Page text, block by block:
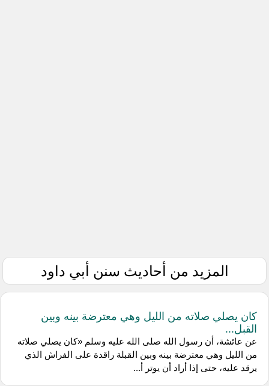
المزيد من أحاديث سنن أبي داود
كان يصلي صلاته من الليل وهي معترضة بينه وبين
القبل...
عن عائشة، أن رسول الله صلى الله عليه وسلم «كان يصلي صلاته
من الليل وهي معترضة بينه وبين القبلة راقدة على الفراش الذي
يرقد عليه، حتى إذا أراد أن يوتر أ...